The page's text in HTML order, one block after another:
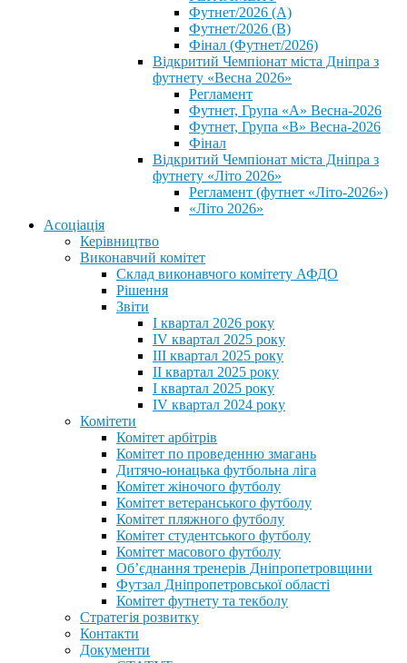
Футнет/2026 (А)
Футнет/2026 (В)
Фінал (Футнет/2026)
Відкритий Чемпіонат міста Дніпра з
футнету «Весна 2026»
Регламент
Футнет, Група «А» Весна-2026
Футнет, Група «В» Весна-2026
Фінал
Відкритий Чемпіонат міста Дніпра з
футнету «Літо 2026»
Регламент (футнет «Літо-2026»)
«Літо 2026»
Асоціація
Керівництво
Виконавчий комітет
Склад виконавчого комітету АФДО
Рішення
Звіти
I квартал 2026 року
IV квартал 2025 року
III квартал 2025 року
II квартал 2025 року
I квартал 2025 року
IV квартал 2024 року
Комітети
Комітет арбітрів
Комітет по проведенню змагань
Дитячо-юнацька футбольна ліга
Комітет жіночого футболу
Комітет ветеранського футболу
Комітет пляжного футболу
Комітет студентського футболу
Комітет масового футболу
Обʼєднання тренерів Дніпропетровщини
Футзал Дніпропетровської області
Комітет футнету та текболу
Стратегія розвитку
Контакти
Документи